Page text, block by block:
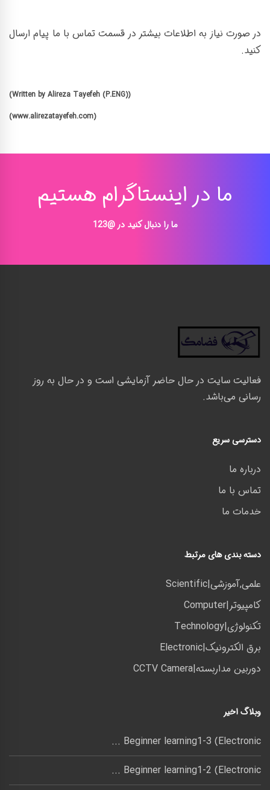
در صورت نیاز به اطلاعات بیشتر در قسمت تماس با ما پیام ارسال
کنید.
(Written by Alireza Tayefeh (P.ENG))
(www.alirezatayefeh.com)
ما در اینستاگرام هستیم
ما را دنبال کنید در @123
فعالیت سایت در حال حاضر آزمایشی است و در حال به روز
رسانی می‌باشد.
دسترسی سریع
درباره ما
تماس با ما
خدمات ما
دسته بندی های مرتبط
علمی,آموزشی|Scientific
کامپیوتر|Computer
تکنولوژی|Technology
برق الکترونیک|Electronic
دوربین مداربسته|CCTV Camera
وبلاگ اخیر
Beginner learning1-3 (Electronic ...
Beginner learning1-2 (Electronic ...